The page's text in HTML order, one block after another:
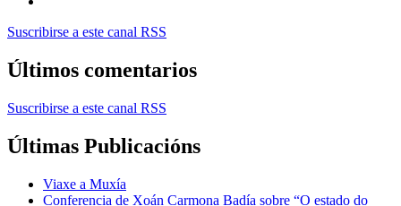
Suscribirse a este canal RSS
Últimos comentarios
Suscribirse a este canal RSS
Últimas Publicacións
Viaxe a Muxía
Conferencia de Xoán Carmona Badía sobre “O estado do